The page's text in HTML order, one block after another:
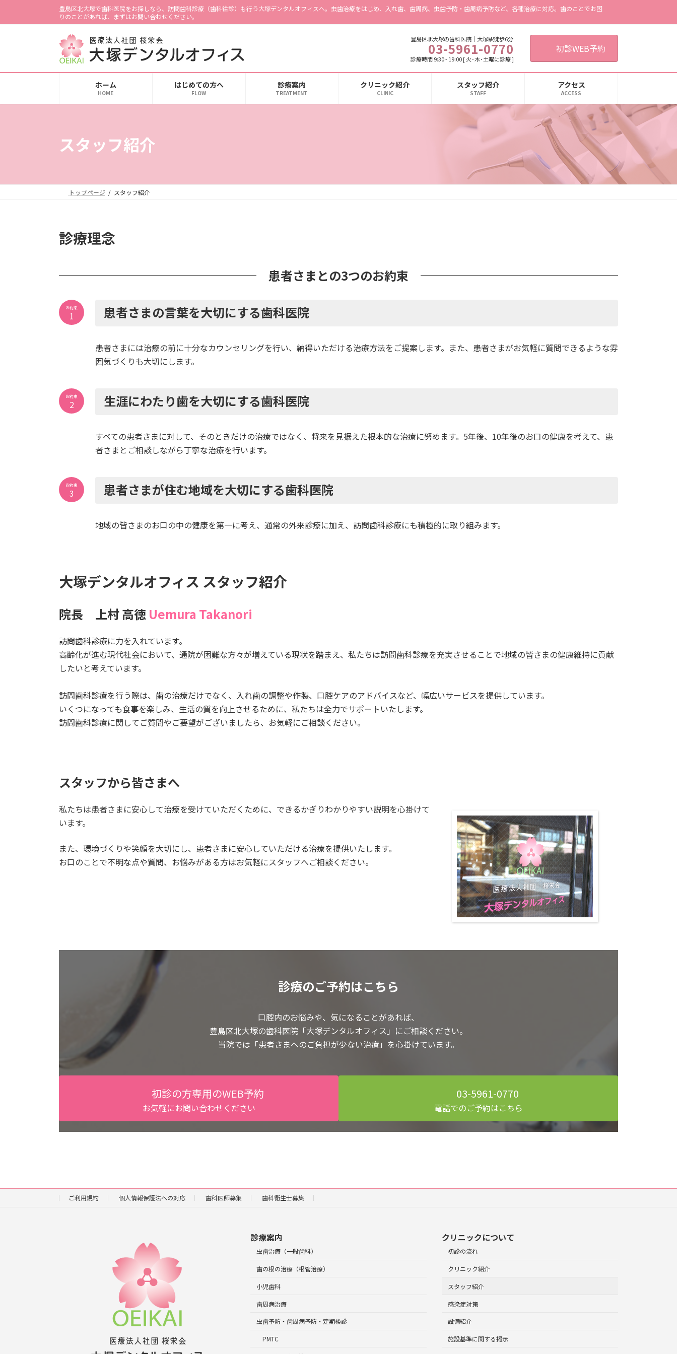
ッ
移
豊島区北大塚で歯科医院をお探しなら、訪問歯科診療（歯科往診）も行う大塚デンタルオフィスへ。虫歯治療をはじめ、入れ歯、歯周病、虫歯予防・歯周病予防など、各種治療に対応。歯のことでお困
りのことがあれば、まずはお問い合わせください。
豊島区北大塚の歯科医院｜大塚駅徒歩6分
03-5961-0770
診療時間 9:30 - 19:00 [ 火･木･土曜に診療 ]
初診WEB予約
ホーム
HOME
はじめての方へ
FLOW
診療案内
TREATMENT
クリニック紹介
CLINIC
スタッフ紹介
STAFF
アクセス
ACCESS
スタッフ紹介
トップページ スタッフ紹介
診療理念
患者さまとの3つのお約束
患者さまの言葉を大切にする歯科医院
患者さまには治療の前に十分なカウンセリングを行い、納得いただける治療方法をご提案します。また、患者さまがお気軽に質問できるような雰
囲気づくりも大切にします。
お約束
1
生涯にわたり歯を大切にする歯科医院
すべての患者さまに対して、そのときだけの治療ではなく、将来を見据えた根本的な治療に努めます。5年後、10年後のお口の健康を考えて、患
者さまとご相談しながら丁寧な治療を行います。
お約束
2
患者さまが住む地域を大切にする歯科医院
地域の皆さまのお口の中の健康を第一に考え、通常の外来診療に加え、訪問歯科診療にも積極的に取り組みます。
お約束
3
大塚デンタルオフィス スタッフ紹介
院長 上村 高徳 Uemura Takanori
訪問歯科診療に力を入れています。
高齢化が進む現代社会において、通院が困難な方々が増えている現状を踏まえ、私たちは訪問歯科診療を充実させることで地域の皆さまの健康維持に貢献
したいと考えています。
訪問歯科診療を行う際は、歯の治療だけでなく、入れ歯の調整や作製、口腔ケアのアドバイスなど、幅広いサービスを提供しています。
いくつになっても食事を楽しみ、生活の質を向上させるために、私たちは全力でサポートいたします。
訪問歯科診療に関してご質問やご要望がございましたら、お気軽にご相談ください。
スタッフから皆さまへ
私たちは患者さまに安心して治療を受けていただくために、できるかぎりわかりやすい説明を心掛けて
います。
また、環境づくりや笑顔を大切にし、患者さまに安心していただける治療を提供いたします。
お口のことで不明な点や質問、お悩みがある方はお気軽にスタッフへご相談ください。
診療のご予約はこちら
口腔内のお悩みや、気になることがあれば、
豊島区北大塚の歯科医院「大塚デンタルオフィス」にご相談ください。
当院では「患者さまへのご負担が少ない治療」を心掛けています。
初診の方専用のWEB予約
お気軽にお問い合わせください
03-5961-0770
電話でのご予約はこちら
ご利用規約 個人情報保護法への対応 歯科医師募集 歯科衛生士募集
診療案内
虫歯治療（一般歯科）
歯の根の治療（根管治療）
小児歯科
歯周病治療
虫歯予防・歯周病予防・定期検診
PMTC
クリニックについて
初診の流れ
クリニック紹介
スタッフ紹介
感染症対策
設備紹介
施設基準に関する掲示